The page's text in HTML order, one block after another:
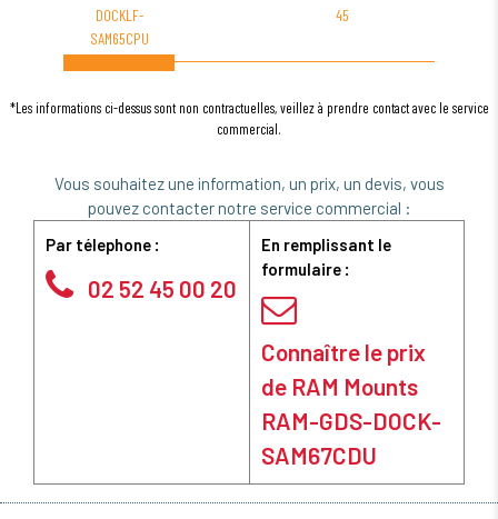
DOCKLF-
SAM65CPU
45
*Les informations ci-dessus sont non contractuelles, veillez à prendre contact avec le service
commercial.
Vous souhaitez une information, un prix, un devis, vous
pouvez contacter notre service commercial :
Par télephone :
02 52 45 00 20
En remplissant le
formulaire :
Connaître le prix
de RAM Mounts
RAM-GDS-DOCK-
SAM67CDU